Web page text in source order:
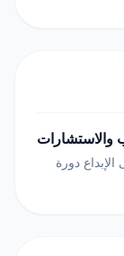
والاستشارات
الإبداع دورة